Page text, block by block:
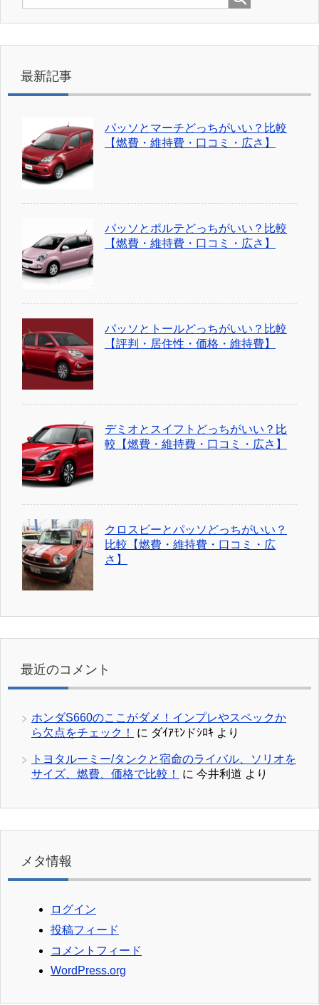
最新記事
パッソとマーチどっちがいい？比較
【燃費・維持費・口コミ・広さ】
パッソとポルテどっちがいい？比較
【燃費・維持費・口コミ・広さ】
パッソとトールどっちがいい？比較
【評判・居住性・価格・維持費】
デミオとスイフトどっちがいい？比
較【燃費・維持費・口コミ・広さ】
クロスビーとパッソどっちがいい？
比較【燃費・維持費・口コミ・広
さ】
最近のコメント
ホンダS660のここがダメ！インプレやスペックか
ら欠点をチェック！
に ダｲｱﾓﾝドｼﾛｷ より
トヨタルーミー/タンクと宿命のライバル、ソリオを
サイズ、燃費、価格で比較！
に 今井利道 より
メタ情報
ログイン
投稿フィード
コメントフィード
WordPress.org